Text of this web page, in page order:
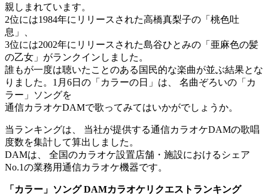
親しまれています。
2位には1984年にリリースされた高橋真梨子の「桃色吐
息」、
3位には2002年にリリースされた島谷ひとみの「亜麻色の髪
の乙女」がランクインしました。
誰もが一度は聴いたことのある国民的な楽曲が並ぶ結果とな
りました。1月6日の「カラーの日」は、 名曲ぞろいの「カ
ラー」ソングを
通信カラオケDAMで歌ってみてはいかがでしょうか。
当ランキングは、 当社が提供する通信カラオケDAMの歌唱
度数を集計して算出しました。
DAMは、 全国のカラオケ設置店舗・施設におけるシェア
No.1の業務用通信カラオケ機器です。
「カラー」ソング DAMカラオケリクエストランキング